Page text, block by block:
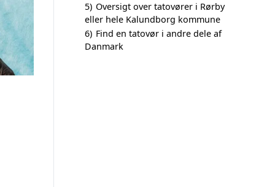
5) Oversigt over tatovører i Rørby
eller hele Kalundborg kommune
6) Find en tatovør i andre dele af
Danmark